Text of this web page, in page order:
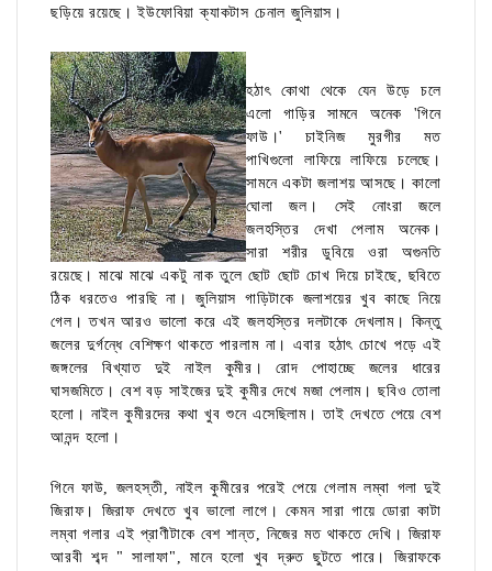
ছড়িয়ে রয়েছে। ইউফোবিয়া ক্যাকটাস চেনাল জুলিয়াস।
হঠাৎ কোথা থেকে যেন উড়ে চলে
এলো গাড়ির সামনে অনেক 'গিনে
ফাউ।' চাইনিজ মুরগীর মত
পাখিগুলো লাফিয়ে লাফিয়ে চলেছে।
সামনে একটা জলাশয় আসছে। কালো
ঘোলা জল। সেই নোংরা জলে
জলহস্তির দেখা পেলাম অনেক।
সারা শরীর ডুবিয়ে ওরা অগুনতি
রয়েছে। মাঝে মাঝে একটু নাক তুলে ছোট ছোট চোখ দিয়ে চাইছে, ছবিতে
ঠিক ধরতেও পারছি না। জুলিয়াস গাড়িটাকে জলাশয়ের খুব কাছে নিয়ে
গেল। তখন আরও ভালো করে এই জলহস্তির দলটাকে দেখলাম। কিন্তু
জলের দুর্গন্ধে বেশিক্ষণ থাকতে পারলাম না। এবার হঠাৎ চোখে পড়ে এই
জঙ্গলের বিখ্যাত দুই নাইল কুমীর। রোদ পোহাচ্ছে জলের ধারের
ঘাসজমিতে। বেশ বড় সাইজের দুই কুমীর দেখে মজা পেলাম। ছবিও তোলা
হলো। নাইল কুমীরদের কথা খুব শুনে এসেছিলাম। তাই দেখতে পেয়ে বেশ
আনন্দ হলো।
গিনে ফাউ, জলহস্তী, নাইল কুমীরের পরেই পেয়ে গেলাম লম্বা গলা দুই
জিরাফ। জিরাফ দেখতে খুব ভালো লাগে। কেমন সারা গায়ে ডোরা কাটা
লম্বা গলার এই প্রাণীটাকে বেশ শান্ত, নিজের মত থাকতে দেখি। জিরাফ
আরবী শব্দ " সালাফা", মানে হলো খুব দ্রুত ছুটতে পারে। জিরাফকে